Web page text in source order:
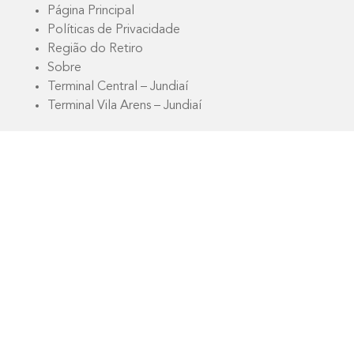
Página Principal
Políticas de Privacidade
Região do Retiro
Sobre
Terminal Central – Jundiaí
Terminal Vila Arens – Jundiaí